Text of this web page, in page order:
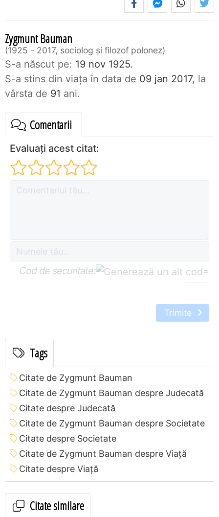
Zygmunt Bauman
1925 - 2017, sociolog şi filozof polonez
S-a născut pe: 19 nov 1925.
S-a stins din viaţa în data de 09 jan 2017, la
vârsta de 91 ani.
Comentarii
Evaluați acest citat:
Cod de securitate: =
Trimite
Tags
Citate de Zygmunt Bauman
Citate de Zygmunt Bauman despre Judecată
Citate despre Judecată
Citate de Zygmunt Bauman despre Societate
Citate despre Societate
Citate de Zygmunt Bauman despre Viață
Citate despre Viață
Citate similare